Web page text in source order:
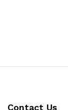
Contact Us